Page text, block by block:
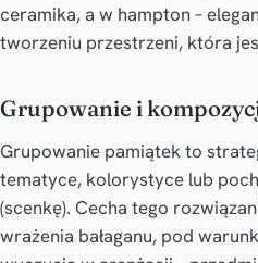
ceramika, a w hampton –
tworzeniu przestrzeni, która
Grupowanie i
Grupowanie pamiątek to
tematyce, kolorystyce lub
(scenkę). Cecha tego
wrażenia bałaganu, pod